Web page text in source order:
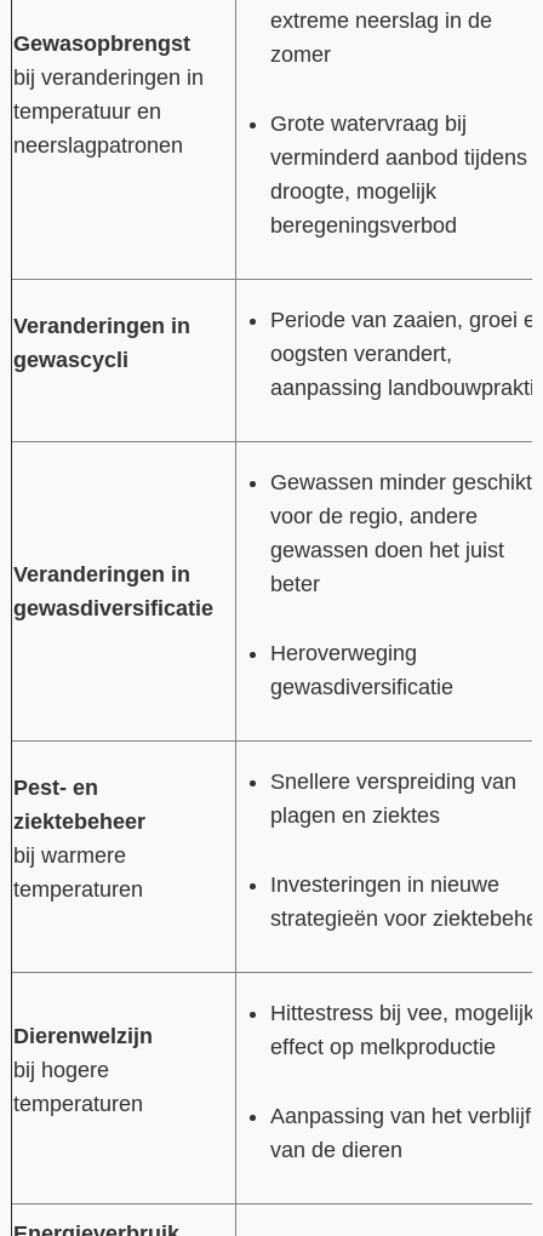
Gewasopbrengst
bij veranderingen in
temperatuur en
neerslagpatronen
extreme neerslag in de
zomer
Grote watervraag bij
verminderd aanbod tijdens
droogte, mogelijk
beregeningsverbod
Veranderingen in
gewascycli
Periode van zaaien, groei
oogsten verandert,
aanpassing
Veranderingen in
gewasdiversificatie
Gewassen minder geschikt
voor de regio, andere
gewassen doen het juist
beter
Heroverweging
gewasdiversificatie
Pest- en
ziektebeheer
bij warmere
temperaturen
Snellere verspreiding van
plagen en ziektes
Investeringen in nieuwe
strategieën voor
Dierenwelzijn
bij hogere
temperaturen
Hittestress bij vee, mogelijk
effect op melkproductie
Aanpassing van het verblijf
van de dieren